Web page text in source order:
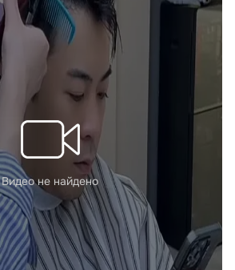
Видео не найдено